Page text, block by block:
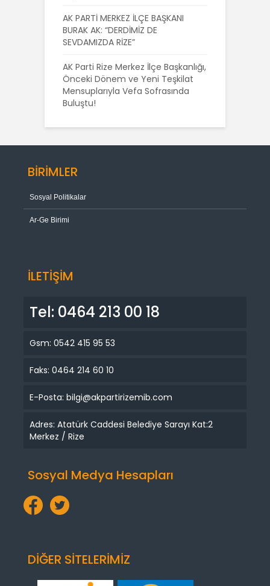
AK PARTİ MERKEZ İLÇE BAŞKANI
BURAK AK: “DERDİMİZ DE
SEVDAMIZDA RİZE”
AK Parti Rize Merkez İlçe Başkanlığı,
Önceki Dönem ve Yeni Teşkilat
Mensuplarıyla Vefa Sofrasında
Buluştu!
BİRİMLER
Sosyal Politikalar
Ar-Ge Birimi
İLETİŞİM
Tel: 0464 213 00 18
Gsm: 0542 415 95 53
Faks: 0464 214 60 10
E-Posta: bilgi@akpartirizemib.com
Adres: Atatürk Caddesi Belediye Sarayı Kat:2
Merkez / Rize
Sosyal Medya Hesapları
DİĞER SİTELERİMİZ